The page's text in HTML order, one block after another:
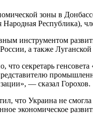
зоны в
Республика),
инструментом
а также
что секретарь
— сказал Горохов.
что Украина не
экономическое